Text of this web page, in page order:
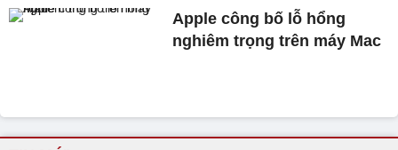
Apple công bố lỗ hổng
nghiêm trọng trên máy Mac